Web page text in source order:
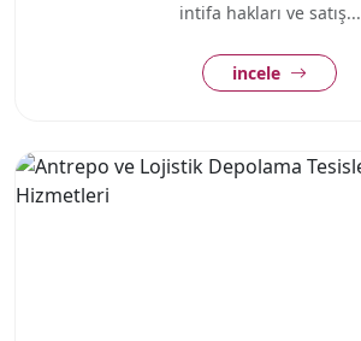
intifa hakları ve satış...
incele